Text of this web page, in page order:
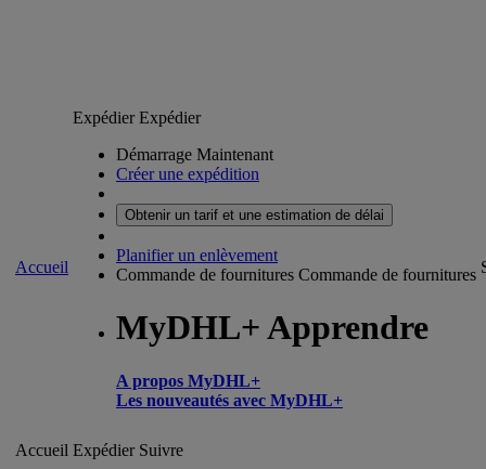
Accueil
ExpédierExpédier
Démarrage Maintenant
Créer une expédition
Obtenir un tarif et une estimation de délai
Planifier un enlèvement
Commande de fournitures Commande de fournitures
MyDHL+ Apprendre
A propos MyDHL+
Les nouveautés avec MyDHL+
Accueil Expédier Suivre